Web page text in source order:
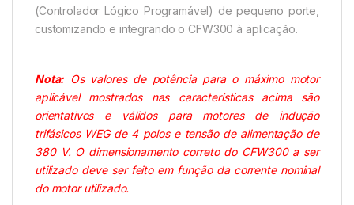
(Controlador Lógico Programável) de pequeno porte,
customizando e integrando o CFW300 à aplicação.
Nota: Os valores de potência para o máximo motor
aplicável mostrados nas características acima são
orientativos e válidos para motores de indução
trifásicos WEG de 4 polos e tensão de alimentação de
380 V. O dimensionamento correto do CFW300 a ser
utilizado deve ser feito em função da corrente nominal
do motor utilizado.